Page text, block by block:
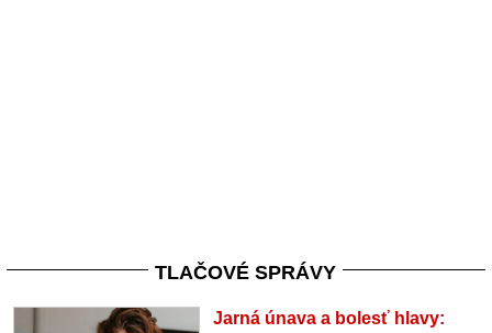
TLAČOVÉ SPRÁVY
Jarná únava a bolesť hlavy: